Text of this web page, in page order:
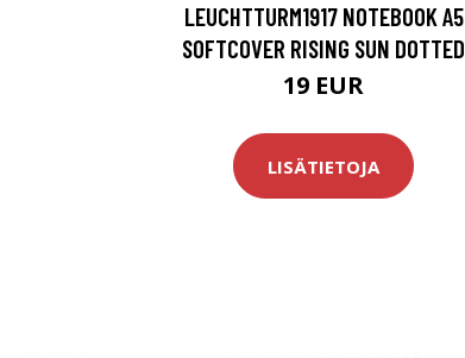
LEUCHTTURM1917 NOTEBOOK A5
SOFTCOVER RISING SUN DOTTED
19 EUR
LISÄTIETOJA